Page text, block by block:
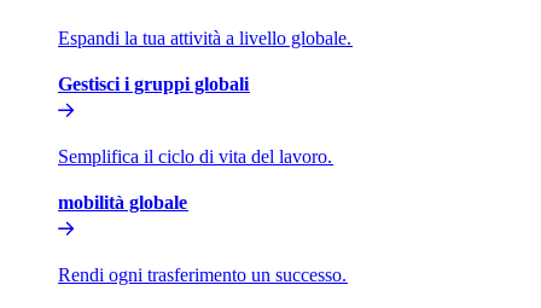
Espandi la tua attività a livello globale.​​
Gestisci i gruppi globali​​
Semplifica il ciclo di vita del lavoro.​​
mobilità globale​​
Rendi ogni trasferimento un successo.​​